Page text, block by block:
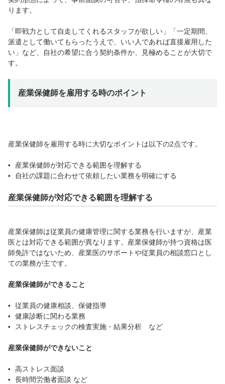
ります。
「即戦力として自走してくれるスタッフが欲しい」「一定期間、
派遣として働いてもらったうえで、いい人であれば直接雇用した
い」など、自社の希望に合う契約条件か、見極めることが大切で
す。
産業保健師を雇用する時のポイント
産業保健師を雇用する時に大切なポイントは以下の2点です。
産業保健師が対応できる範囲を理解する
自社の課題に合わせて依頼したい業務を明確にする
産業保健師が対応できる範囲を理解する
産業保健師は従業員の健康管理に関する業務を行いますが、産業
医とは対応できる範囲が異なります。産業保健師が持つ資格は医
師免許ではないため、産業医のサポートや従業員の相談窓口とし
ての業務が主です。
産業保健師ができること
従業員の健康相談、保健指導
健康診断に関わる業務
ストレスチェックの検査実施・結果分析 など
産業保健師ができないこと
高ストレス面談
長時間労働者面談 など